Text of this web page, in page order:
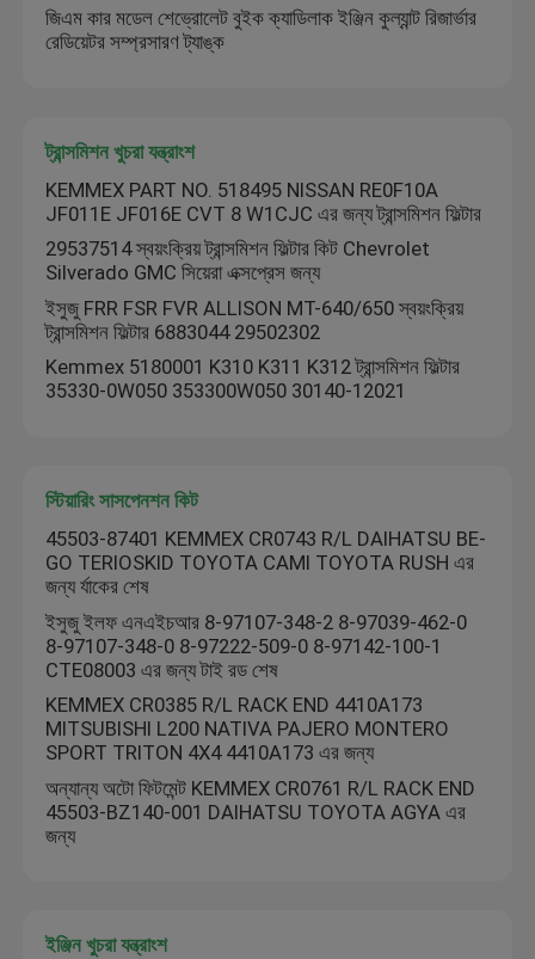
জিএম কার মডেল শেভ্রোলেট বুইক ক্যাডিলাক ইঞ্জিন কুল্যান্ট রিজার্ভার
রেডিয়েটর সম্প্রসারণ ট্যাঙ্ক
ট্রান্সমিশন খুচরা যন্ত্রাংশ
KEMMEX PART NO. 518495 NISSAN RE0F10A
JF011E JF016E CVT 8 W1CJC এর জন্য ট্রান্সমিশন ফিল্টার
29537514 স্বয়ংক্রিয় ট্রান্সমিশন ফিল্টার কিট Chevrolet
Silverado GMC সিয়েরা এক্সপ্রেস জন্য
ইসুজু FRR FSR FVR ALLISON MT-640/650 স্বয়ংক্রিয়
ট্রান্সমিশন ফিল্টার 6883044 29502302
Kemmex 5180001 K310 K311 K312 ট্রান্সমিশন ফিল্টার
35330-0W050 353300W050 30140-12021
স্টিয়ারিং সাসপেনশন কিট
45503-87401 KEMMEX CR0743 R/L DAIHATSU BE-
GO TERIOSKID TOYOTA CAMI TOYOTA RUSH এর
জন্য র্যাকের শেষ
ইসুজু ইলফ এনএইচআর 8-97107-348-2 8-97039-462-0
8-97107-348-0 8-97222-509-0 8-97142-100-1
CTE08003 এর জন্য টাই রড শেষ
KEMMEX CR0385 R/L RACK END 4410A173
MITSUBISHI L200 NATIVA PAJERO MONTERO
SPORT TRITON 4X4 4410A173 এর জন্য
অন্যান্য অটো ফিটমেন্ট KEMMEX CR0761 R/L RACK END
45503-BZ140-001 DAIHATSU TOYOTA AGYA এর
জন্য
ইঞ্জিন খুচরা যন্ত্রাংশ